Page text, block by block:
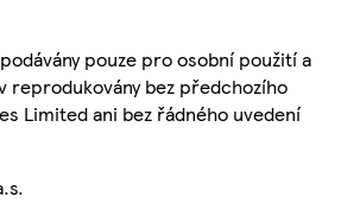
pouze pro osobní použití a
reprodukovány bez předchozího
Limited ani bez řádného uvedení